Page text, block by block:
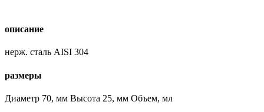
описание
нерж. сталь AISI 304
размеры
Диаметр 70, мм Высота 25, мм Объем, мл